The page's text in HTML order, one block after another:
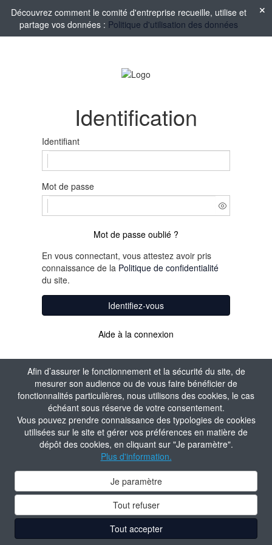
Afin d’assurer le fonctionnement et la sécurité du site, de
mesurer son audience ou de vous faire bénéficier de
fonctionnalités particulières, nous utilisons des cookies, le cas
échéant sous réserve de votre consentement.
Vous pouvez prendre connaissance des typologies de cookies
utilisées sur le site et gérer vos préférences en matière de
dépôt des cookies, en cliquant sur "Je paramètre".
Plus d'information.
Je paramètre
Tout refuser
Tout accepter
Découvrez comment le comité d'entreprise recueille, utilise et
partage vos données : Politique d'utilisation des données
Identification
Identifiant
Mot de passe
Mot de passe oublié ?
En vous connectant, vous attestez avoir pris
connaissance de la Politique de confidentialité
du site.
Identifiez-vous
Aide à la connexion